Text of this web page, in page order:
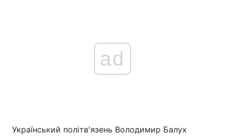
ad
Український політв'язень Володимир Балух